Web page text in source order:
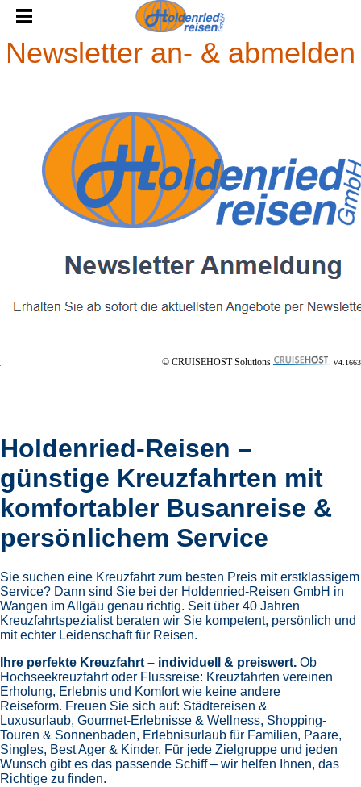
Newsletter an- & abmelden
© CRUISEHOST Solutions V4.1663
Holdenried-Reisen –
günstige Kreuzfahrten mit
komfortabler Busanreise &
persönlichem Service
Sie suchen eine Kreuzfahrt zum besten Preis mit erstklassigem
Service? Dann sind Sie bei der Holdenried-Reisen GmbH in
Wangen im Allgäu genau richtig. Seit über 40 Jahren
Kreuzfahrtspezialist beraten wir Sie kompetent, persönlich und
mit echter Leidenschaft für Reisen.
Ihre perfekte Kreuzfahrt – individuell & preiswert. Ob
Hochseekreuzfahrt oder Flussreise: Kreuzfahrten vereinen
Erholung, Erlebnis und Komfort wie keine andere
Reiseform. Freuen Sie sich auf: Städtereisen &
Luxusurlaub, Gourmet-Erlebnisse & Wellness, Shopping-
Touren & Sonnenbaden, Erlebnisurlaub für Familien, Paare,
Singles, Best Ager & Kinder. Für jede Zielgruppe und jeden
Wunsch gibt es das passende Schiff – wir helfen Ihnen, das
Richtige zu finden.